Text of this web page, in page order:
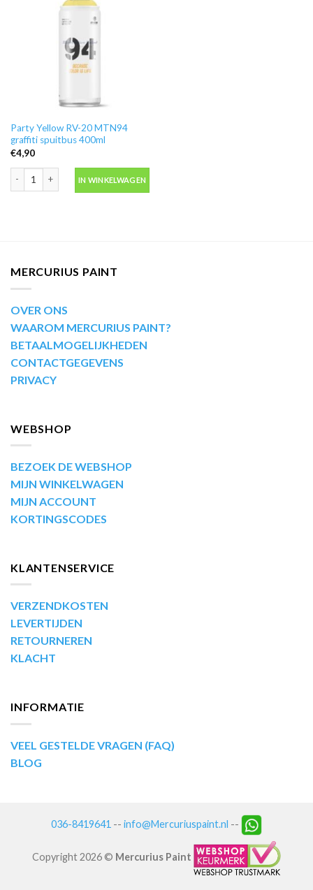
Party Yellow RV-20 MTN94
graffiti spuitbus 400ml
€4,90
IN WINKELWAGEN
MERCURIUS PAINT
OVER ONS
WAAROM MERCURIUS PAINT?
BETAALMOGELIJKHEDEN
CONTACTGEGEVENS
PRIVACY
WEBSHOP
BEZOEK DE WEBSHOP
MIJN WINKELWAGEN
MIJN ACCOUNT
KORTINGSCODES
KLANTENSERVICE
VERZENDKOSTEN
LEVERTIJDEN
RETOURNEREN
KLACHT
INFORMATIE
VEEL GESTELDE VRAGEN (FAQ)
BLOG
036-8419641 -- info@Mercuriuspaint.nl --
Copyright 2026 © Mercurius Paint